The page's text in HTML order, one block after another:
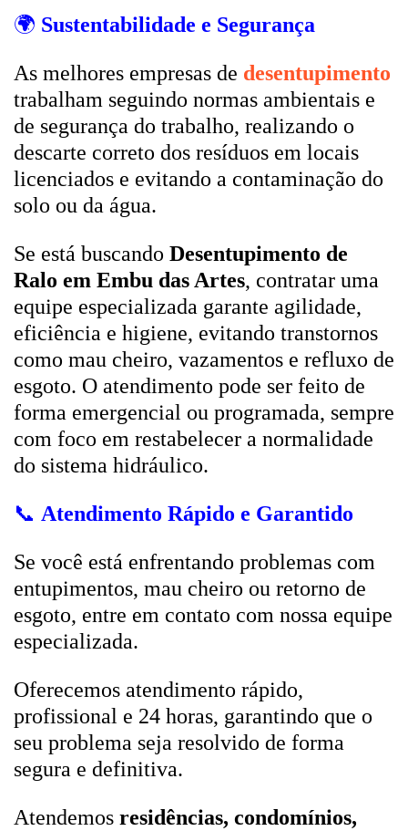
🌍 Sustentabilidade e Segurança
As melhores empresas de desentupimento
trabalham seguindo normas ambientais e
de segurança do trabalho, realizando o
descarte correto dos resíduos em locais
licenciados e evitando a contaminação do
solo ou da água.
Se está buscando Desentupimento de
Ralo em Embu das Artes, contratar uma
equipe especializada garante agilidade,
eficiência e higiene, evitando transtornos
como mau cheiro, vazamentos e refluxo de
esgoto. O atendimento pode ser feito de
forma emergencial ou programada, sempre
com foco em restabelecer a normalidade
do sistema hidráulico.
📞 Atendimento Rápido e Garantido
Se você está enfrentando problemas com
entupimentos, mau cheiro ou retorno de
esgoto, entre em contato com nossa equipe
especializada.
Oferecemos atendimento rápido,
profissional e 24 horas, garantindo que o
seu problema seja resolvido de forma
segura e definitiva.
Atendemos residências, condomínios,